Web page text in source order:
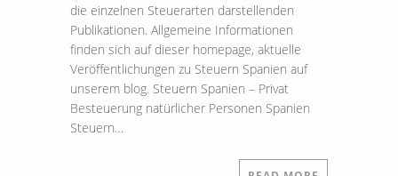
die einzelnen Steuerarten darstellenden
Publikationen. Allgemeine Informationen
finden sich auf dieser homepage, aktuelle
Veröffentlichungen zu Steuern Spanien auf
unserem blog. Steuern Spanien – Privat
Besteuerung natürlicher Personen Spanien
Steuern…